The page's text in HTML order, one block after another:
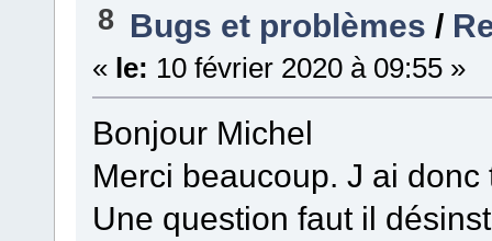
8 Bugs et problèmes /
« le: 10 février 2020 à 09:55 »
Bonjour Michel
Merci beaucoup. J ai donc
Une question faut il